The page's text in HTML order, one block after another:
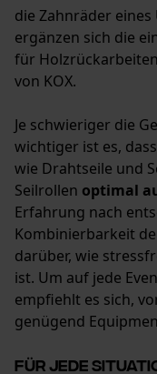
die Zahnräder
ergänzen sich die
für
von KOX.
Je schwieriger die
wichtiger ist es,
wie Drahtseile und
Seilrollen optimal
Erfahrung nach
Kombinierbarkeit
darüber, wie
ist. Um auf jede
empfiehlt es sich,
genügend
Für jede